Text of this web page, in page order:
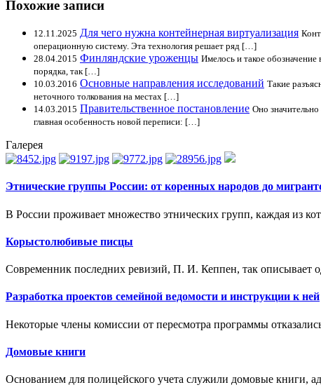
Похожие записи
12.11.2025 Для чего нужна контейнерная виртуализация
операционную систему. Эта технология решает ряд […]
28.04.2015 Финляндские уроженцы Имелось и такое
порядка, так […]
10.03.2016 Основные направления исследований Такие
неточного толкования на местах […]
14.03.2015 Правительственное постановление Оно
главная особенность новой переписи: […]
Галерея
Этнические группы России: от коренных народов до
В России проживает множество этнических групп, каждая из
Корыстолюбивые писцы
Современник последних ревизий, П. И. Кеппен, так описывает
Разработка проектов семейной ведомости и инструкции к ней
Некоторые члены комиссии от пересмотра программы
Домовые книги
Основанием для полицейского учета служили домовые книги,